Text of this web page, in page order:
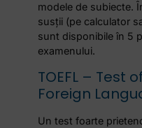
modele de subiecte.
susții (pe calculator
sunt disponibile în 5
examenului.
TOEFL – Test
Foreign
Un test foarte